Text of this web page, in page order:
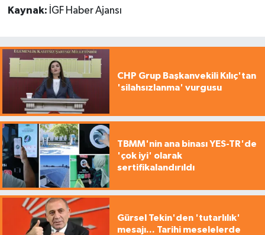
Kaynak: İGF Haber Ajansı
CHP Grup Başkanvekili Kılıç'tan
'silahsızlanma' vurgusu
TBMM'nin ana binası YES-TR'de
'çok iyi' olarak
sertifikalandırıldı
Gürsel Tekin'den 'tutarlılık'
mesajı... Tarihi meselelerde